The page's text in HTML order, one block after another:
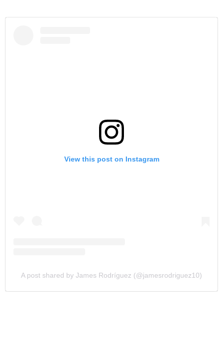
View this post on Instagram
A post shared by James Rodríguez (@jamesrodriguez10)